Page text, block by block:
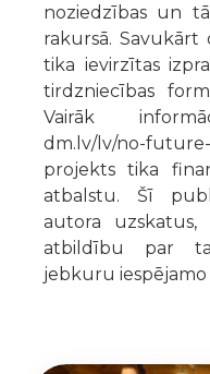
noziedzības un
rakursā. Savukārt
tika ievirzītas
tirdzniecības
Vairāk
dm.lv/lv/no-
projekts tika
atbalstu. Šī
autora
atbildību par
jebkuru